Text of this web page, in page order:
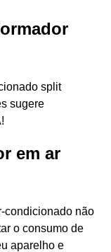
split
sugere
em ar
condicionado não
o consumo de
aparelho e